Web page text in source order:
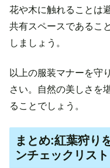
花や木に触れることは
共有スペースであるこ
しましょう。
以上の服装マナーを守
さい。自然の美しさを
ることでしょう。
まとめ:紅葉狩り
ンチェックリスト